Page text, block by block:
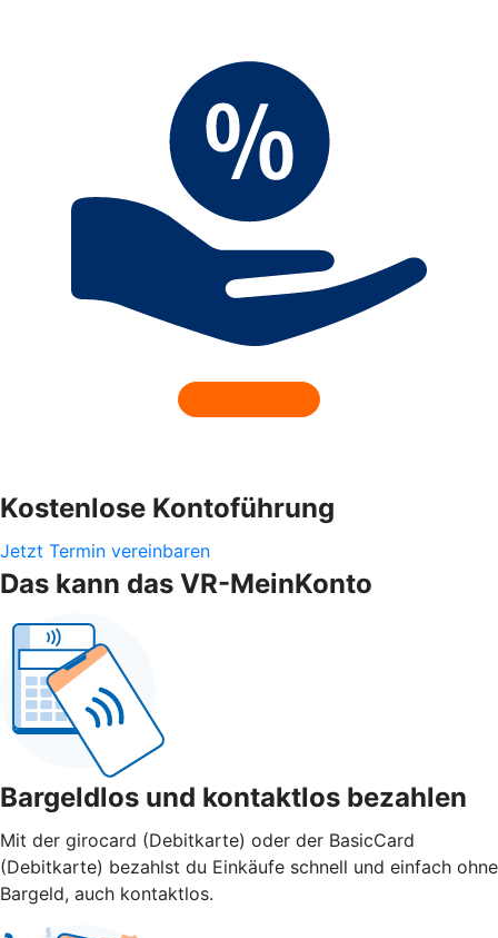
Kostenlose Kontoführung
Jetzt Termin vereinbaren
Das kann das VR-MeinKonto
Bargeldlos und kontaktlos bezahlen
Mit der girocard (Debitkarte) oder der BasicCard
(Debitkarte) bezahlst du Einkäufe schnell und einfach ohne
Bargeld, auch kontaktlos.